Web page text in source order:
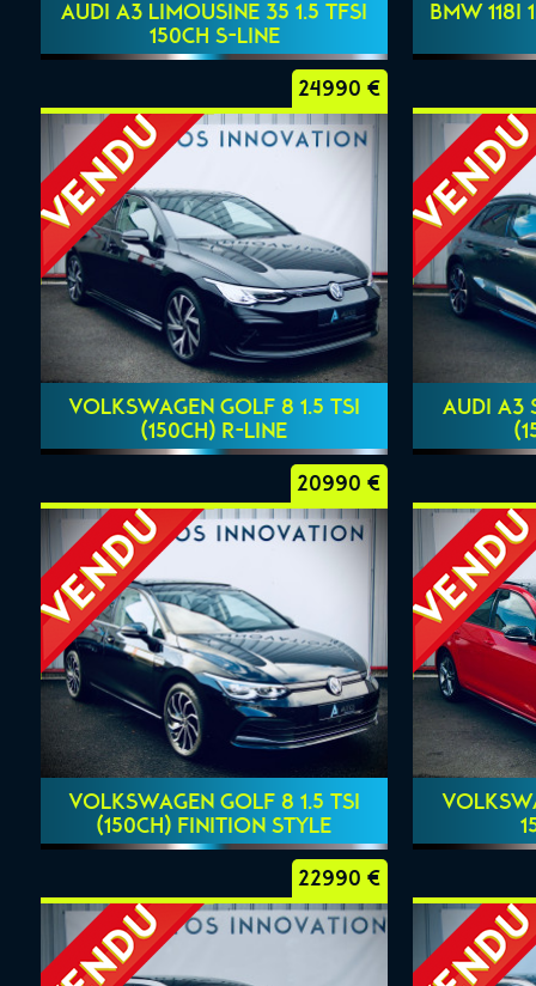
AUDI A3 LIMOUSINE 35 1.5 TFSI
150CH S-LINE
BMW 118I
24990 €
VOLKSWAGEN GOLF 8 1.5 TSI
(150CH) R-LINE
AUDI A3
20990 €
VOLKSWAGEN GOLF 8 1.5 TSI
(150CH) FINITION STYLE
22990 €